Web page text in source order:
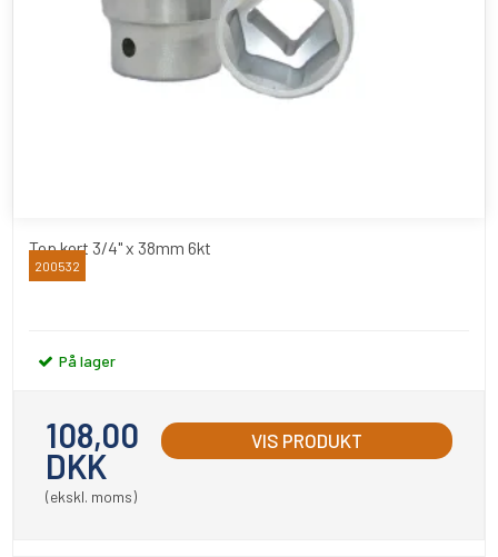
Top kort 3/4" x 38mm 6kt
BATO
200532
På lager
108,00
DKK
(ekskl. moms)
VIS PRODUKT